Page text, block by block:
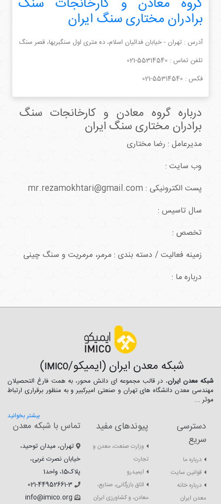
برادران مختاری سنگ ایران
آدرس : تهران - خیابان فدائیان اسلام، ده متری اول سنگبریها، قصر سنگ
تلفن تماس : 021-55314540
فکس : 021-55314540
درباره گروه معادن و کارخانجات سنگ
برادران مختاری سنگ ایران
مدیرعامل : رضا مختاری
وب سایت :
پست الکترونیکی : mr.rezamokhtari@gmail.com
سال تاسیس :
تخصص :
زمینه فعالیت / دسته بندی : مرمر، مرمریت و سنگ چینی
درباره ما :
شبکه معدن ایران (ایمیکو/IMICO
)
شبکه معدن ایران، در قالب مجموعه ای دانش محور، به همت فارغ­ التحصیلان
مهندسی معدن دانشگاه ­های تهران و صنعتی امیرکبیر و به منظور برقراری ارتباط
موثر ...
بیشتر بخوانید
دسترسی
سریع
درباره ما
قوانین سایت
درباره خانه
معدن ایران
پیوندهای مفید
وزارت صنعت، معدن و
تجارت
ایمیدرو
اتاق بازرگانی، صنایع،
معادن، و کشاورزی ایران
تماس با شبکه معدن
تهران، میدان توحید،
خیابان نصرت غربی،
پلاک15، واحد1
021-44952661-3
info@imico.org